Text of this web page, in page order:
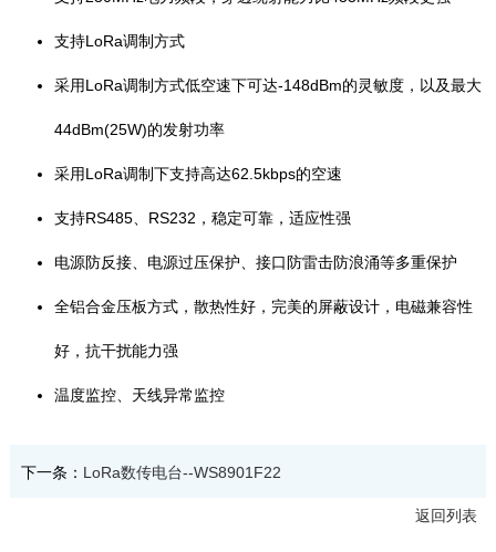
支持LoRa调制方式
采用LoRa调制方式低空速下可达-148dBm的灵敏度，以及最大
44dBm(25W)的发射功率
采用LoRa调制下支持高达62.5kbps的空速
支持RS485、RS232，稳定可靠，适应性强
电源防反接、电源过压保护、接口防雷击防浪涌等多重保护
全铝合金压板方式，散热性好，完美的屏蔽设计，电磁兼容性
好，抗干扰能力强
温度监控、天线异常监控
下一条： LoRa数传电台--WS8901F22
返回列表